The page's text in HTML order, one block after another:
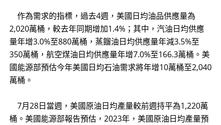
作為需求的指標，過去4週，美國日均油品供應量為
2,020萬桶，較去年同期增加1.4%；其中，汽油日均供應
量年增3.0%至880萬桶，蒸餾油日均供應量年減3.5%至
350萬桶，航空煤油日均供應量年增7.0%至166.3萬桶。美
國能源部預估今年美國日均石油需求將年增10萬桶至2,040
萬桶。
7月28日當週，美國原油日均產量較前週持平為1,220萬
桶。美國能源部報告預估，2023年，美國原油日均產量預